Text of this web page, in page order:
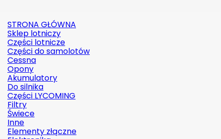
STRONA GŁÓWNA
Sklep lotniczy
Części lotnicze
Części do samolotów
Cessna
Opony
Akumulatory
Do silnika
Części LYCOMING
Filtry
Świece
Inne
Elementy złączne